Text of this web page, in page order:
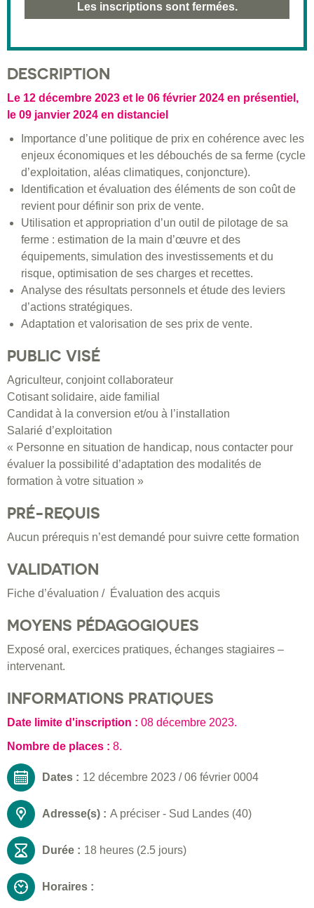
Les inscriptions sont fermées.
DESCRIPTION
Le 12 décembre 2023 et le 06 février 2024 en présentiel,
le 09 janvier 2024 en distanciel
Importance d’une politique de prix en cohérence avec les
enjeux économiques et les débouchés de sa ferme (cycle
d’exploitation, aléas climatiques, conjoncture).
Identification et évaluation des éléments de son coût de
revient pour définir son prix de vente.
Utilisation et appropriation d’un outil de pilotage de sa
ferme : estimation de la main d’œuvre et des
équipements, simulation des investissements et du
risque, optimisation de ses charges et recettes.
Analyse des résultats personnels et étude des leviers
d’actions stratégiques.
Adaptation et valorisation de ses prix de vente.
PUBLIC VISÉ
Agriculteur, conjoint collaborateur
Cotisant solidaire, aide familial
Candidat à la conversion et/ou à l’installation
Salarié d’exploitation
« Personne en situation de handicap, nous contacter pour
évaluer la possibilité d’adaptation des modalités de
formation à votre situation »
PRÉ-REQUIS
Aucun prérequis n’est demandé pour suivre cette formation
VALIDATION
Fiche d’évaluation / Évaluation des acquis
MOYENS PÉDAGOGIQUES
Exposé oral, exercices pratiques, échanges stagiaires –
intervenant.
INFORMATIONS PRATIQUES
Date limite d'inscription : 08 décembre 2023.
Nombre de places : 8.
Dates : 12 décembre 2023 /06 février 0004
Adresse(s) : A préciser - Sud Landes (40)
Durée : 18 heures (2.5 jours)
Horaires :